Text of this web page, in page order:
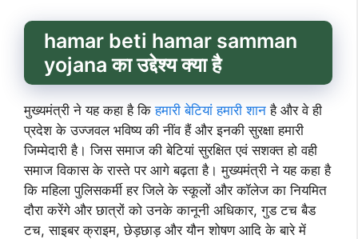
hamar beti hamar samman
yojanaका उद्देश्य क्या है
मुख्यमंत्री ने यह कहा है किहमारी बेटियां हमारी शानहै और वे ही
प्रदेश के उज्जवल भविष्य की नींव हैं और इनकी सुरक्षा हमारी
जिम्मेदारी है। जिस समाज की बेटियां सुरक्षित एवं सशक्त हो वही
समाज विकास के रास्ते पर आगे बढ़ता है। मुख्यमंत्री ने यह कहा है
कि महिला पुलिसकर्मी हर जिले के स्कूलों और कॉलेज का नियमित
दौरा करेंगे और छात्रों को उनके कानूनी अधिकार, गुड टच बैड
टच, साइबर क्राइम, छेड़छाड़ और यौन शोषण आदि के बारे में